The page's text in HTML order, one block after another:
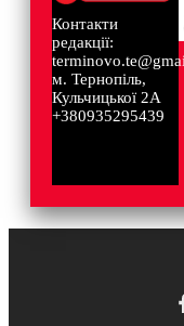
Контакти
редакції:
м. Тернопіль,
Кульчицької 2А
+380935295439